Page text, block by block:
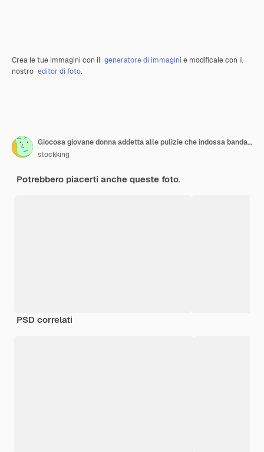
Crea le tue immagini con il generatore di immagini e modificale con il
nostro editor di foto.
Giocosa giovane donna addetta alle pulizie che indossa bandana uniforme e guanti di gomma che mostrano detergente e tergicristallo guardando la fotocamera che mostra la lingua e ammiccando isolato su sfondo blu
stockking
Potrebbero piacerti anche queste foto.
PSD correlati